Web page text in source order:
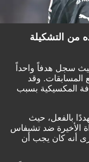
من التشكيلة
سجل هدفاً واحداً
المسابقات. وقد
المكسيكية بسبب
بالفعل، حيث
الأخيرة ضد تشيفاس
أنه كان يجب أن